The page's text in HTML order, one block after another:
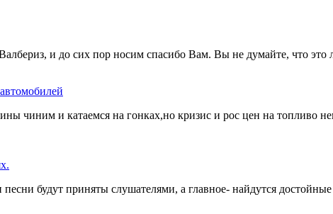
и до сих пор носим спасибо Вам. Вы не думайте, что это
чиним и катаемся на гонках,но кризис и рос цен на топливо
будут приняты слушателями, а главное- найдутся